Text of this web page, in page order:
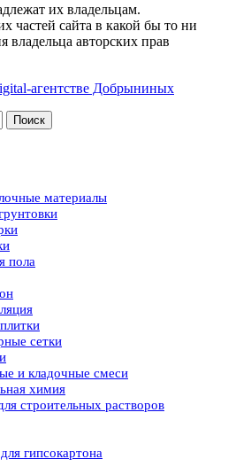
их владельцам.
частей сайта в какой бы то ни
владельца авторских прав
агентстве Добрыниных
Поиск
материалы
пола
сетки
и кладочные смеси
химия
строительных растворов
гипсокартона